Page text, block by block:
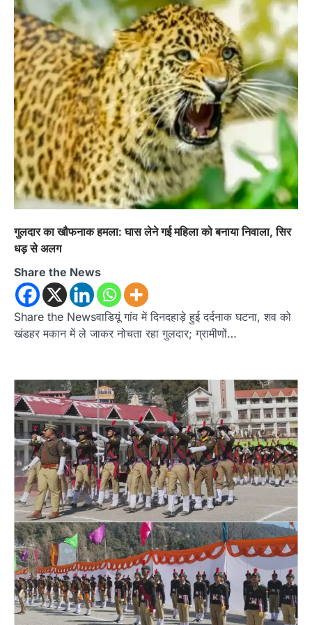
गुलदार का खौफनाक हमला: घास लेने गई महिला को बनाया निवाला, सिर
धड़ से अलग
Share the News
Share the Newsवाडियूं गांव में दिनदहाड़े हुई दर्दनाक घटना, शव को
खंडहर मकान में ले जाकर नोचता रहा गुलदार; ग्रामीणों…
2
उत्तराखण्ड कुमाऊं ख़बरें नैनीताल
हल्द्वानी में खड़गे का हुंकार, नौकरियों से लेकर
संविधान और भ्रष्टाचार तक भाजपा को घेरा
Admin August 8, 2026
हल्द्वानी में आयोजित विजय शंखनाद रैली को संबोधित करते
हुए कांग्रेस के राष्ट्रीय अध्यक्ष मल्लिकार्जुन…
उत्तराखण्ड कुमाऊं ख़बरें नैनीताल
खड़गे की रैली से पहले हल्द्वानी में सियासी